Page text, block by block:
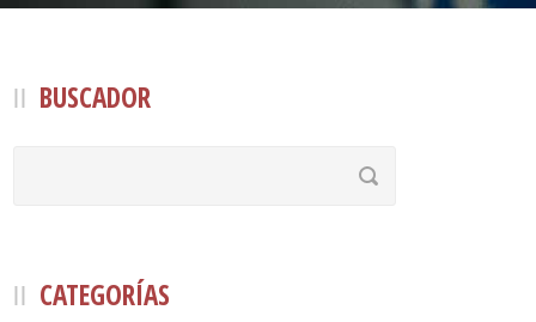
BUSCADOR
CATEGORÍAS